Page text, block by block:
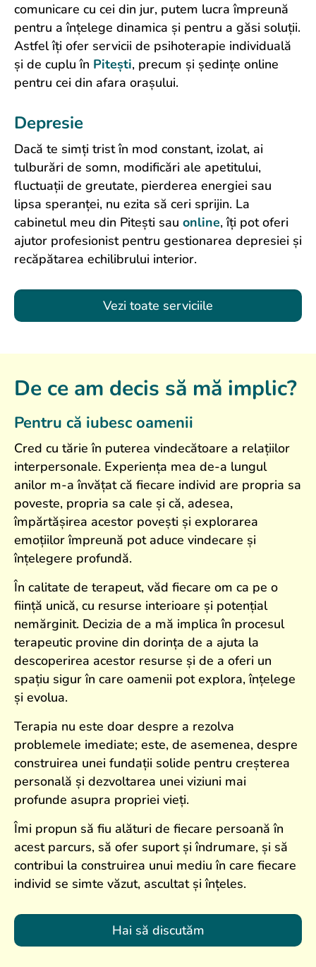
comunicare cu cei din jur, putem lucra împreună
pentru a înțelege dinamica și pentru a găsi soluții.
Astfel îți ofer servicii de psihoterapie individuală
și de cuplu în Pitești, precum și ședințe online
pentru cei din afara orașului.
Depresie
Dacă te simți trist în mod constant, izolat, ai
tulburări de somn, modificări ale apetitului,
fluctuații de greutate, pierderea energiei sau
lipsa speranței, nu ezita să ceri sprijin. La
cabinetul meu din Pitești sau online, îți pot oferi
ajutor profesionist pentru gestionarea depresiei și
recăpătarea echilibrului interior.
Vezi toate serviciile
De ce am decis să mă implic?
Pentru că iubesc oamenii
Cred cu tărie în puterea vindecătoare a relațiilor
interpersonale. Experiența mea de-a lungul
anilor m-a învățat că fiecare individ are propria sa
poveste, propria sa cale și că, adesea,
împărtășirea acestor povești și explorarea
emoțiilor împreună pot aduce vindecare și
înțelegere profundă.
În calitate de terapeut, văd fiecare om ca pe o
ființă unică, cu resurse interioare și potențial
nemărginit. Decizia de a mă implica în procesul
terapeutic provine din dorința de a ajuta la
descoperirea acestor resurse și de a oferi un
spațiu sigur în care oamenii pot explora, înțelege
și evolua.
Terapia nu este doar despre a rezolva
problemele imediate; este, de asemenea, despre
construirea unei fundații solide pentru creșterea
personală și dezvoltarea unei viziuni mai
profunde asupra propriei vieți.
Îmi propun să fiu alături de fiecare persoană în
acest parcurs, să ofer suport și îndrumare, și să
contribui la construirea unui mediu în care fiecare
individ se simte văzut, ascultat și înțeles.
Hai să discutăm